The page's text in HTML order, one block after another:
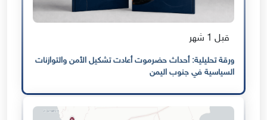
قبل 1 شهر
ورقة تحليلية: أحداث حضرموت أعادت تشكيل الأمن والتوازنات
السياسية في جنوب اليمن